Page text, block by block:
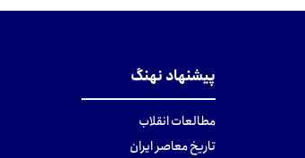
پیشنهاد نهنگ
مطالعات انقلاب
تاریخ معاصر ایران